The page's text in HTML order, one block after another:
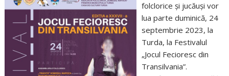
folclorice și jucăuși vor
lua parte duminică, 24
septembrie 2023, la
Turda, la Festivalul
„Jocul Fecioresc din
Transilvania”.